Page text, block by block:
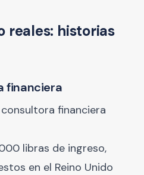
reales: historias
financiera
consultora financiera
libras de ingreso,
en el Reino Unido